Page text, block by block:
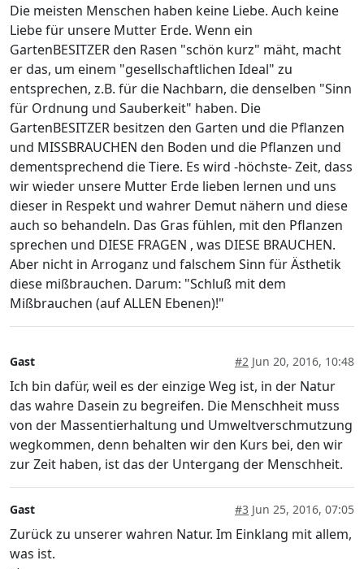
Die meisten Menschen haben keine Liebe. Auch keine
Liebe für unsere Mutter Erde. Wenn ein
GartenBESITZER den Rasen "schön kurz" mäht, macht
er das, um einem "gesellschaftlichen Ideal" zu
entsprechen, z.B. für die Nachbarn, die denselben "Sinn
für Ordnung und Sauberkeit" haben. Die
GartenBESITZER besitzen den Garten und die Pflanzen
und MISSBRAUCHEN den Boden und die Pflanzen und
dementsprechend die Tiere. Es wird -höchste- Zeit, dass
wir wieder unsere Mutter Erde lieben lernen und uns
dieser in Respekt und wahrer Demut nähern und diese
auch so behandeln. Das Gras fühlen, mit den Pflanzen
sprechen und DIESE FRAGEN , was DIESE BRAUCHEN.
Aber nicht in Arroganz und falschem Sinn für Ästhetik
diese mißbrauchen. Darum: "Schluß mit dem
Mißbrauchen (auf ALLEN Ebenen)!"
Gast #2 Jun 20, 2016, 10:48
Ich bin dafür, weil es der einzige Weg ist, in der Natur
das wahre Dasein zu begreifen. Die Menschheit muss
von der Massentierhaltung und Umweltverschmutzung
wegkommen, denn behalten wir den Kurs bei, den wir
zur Zeit haben, ist das der Untergang der Menschheit.
Gast #3 Jun 25, 2016, 07:05
Zurück zu unserer wahren Natur. Im Einklang mit allem,
was ist.